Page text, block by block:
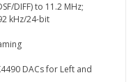
DIFF) to 11.2 MHz;
kHz/24-bit
DACs for Left and